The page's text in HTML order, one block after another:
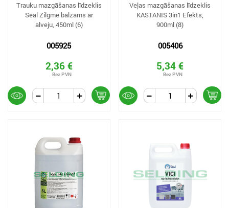
Trauku mazgāšanas līdzeklis
Seal Zilgme balzams ar
alveju, 450ml (6)
005925
2,36 €
Veļas mazgāšanas līdzeklis
KASTANIS 3in1 Efekts,
900ml (8)
005406
5,34 €